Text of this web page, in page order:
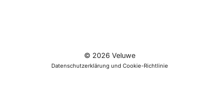
ons:
© 2026 Veluwe
Datenschutzerklärung und Cookie-Richtlinie